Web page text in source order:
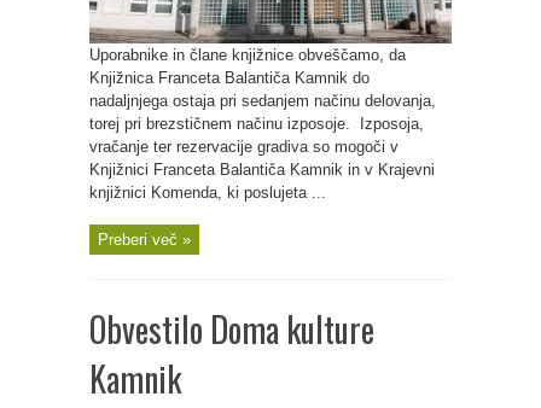
Uporabnike in člane knjižnice obveščamo, da
Knjižnica Franceta Balantiča Kamnik do
nadaljnjega ostaja pri sedanjem načinu delovanja,
torej pri brezstičnem načinu izposoje. Izposoja,
vračanje ter rezervacije gradiva so mogoči v
Knjižnici Franceta Balantiča Kamnik in v Krajevni
knjižnici Komenda, ki poslujeta ...
Preberi več »
Obvestilo Doma kulture
Kamnik